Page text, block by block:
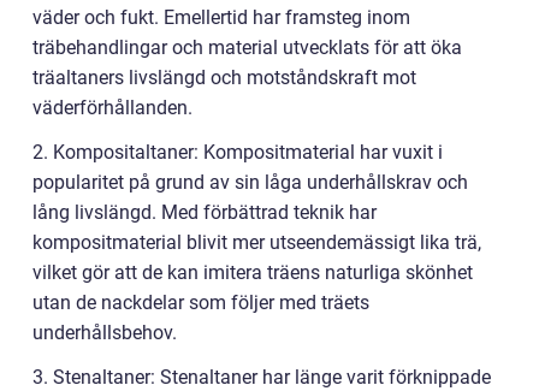
väder och fukt. Emellertid har framsteg inom
träbehandlingar och material utvecklats för att öka
träaltaners livslängd och motståndskraft mot
väderförhållanden.
2. Kompositaltaner: Kompositmaterial har vuxit i
popularitet på grund av sin låga underhållskrav och
lång livslängd. Med förbättrad teknik har
kompositmaterial blivit mer utseendemässigt lika trä,
vilket gör att de kan imitera träens naturliga skönhet
utan de nackdelar som följer med träets
underhållsbehov.
3. Stenaltaner: Stenaltaner har länge varit förknippade